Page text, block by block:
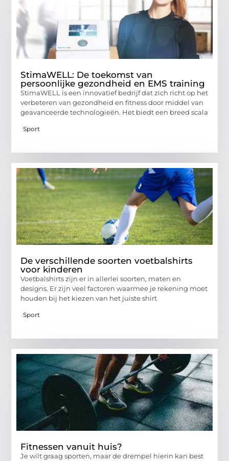
StimaWELL: De toekomst van
persoonlijke gezondheid en EMS training
StimaWELL is een innovatief bedrijf dat zich richt op het
verbeteren van gezondheid en fitness door middel van
geavanceerde technologieën. Het biedt een breed scala
Sport
De verschillende soorten voetbalshirts
voor kinderen
Voetbalshirts zijn er in allerlei soorten, maten en
designs. Er zijn veel factoren waarmee je rekening moet
houden bij het kiezen van het juiste shirt
Sport
Fitnessen vanuit huis?
Je wilt graag sporten, maar de drempel hierin kan best